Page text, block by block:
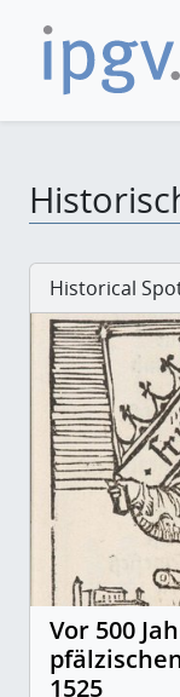
Historical
Vor 500
1525